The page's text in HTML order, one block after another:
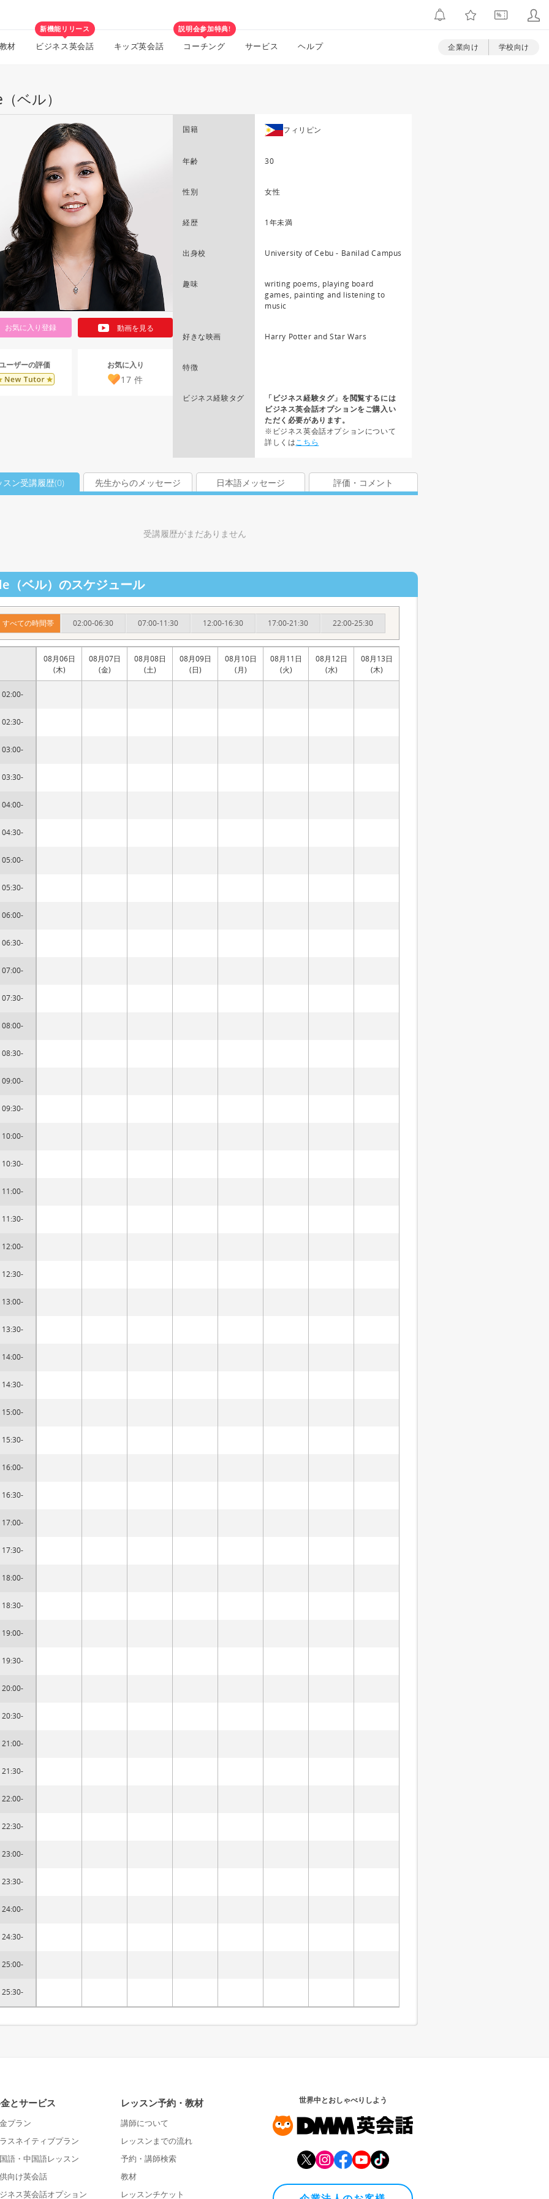
材
新機能リリース
ビジネス英会話 キッズ英会話
説明会参加特典!
コーチング サービス ヘルプ 企業向け 学校向け
ベル）
お気に入り登録 動画を見る
ーザーの評価 お気に入り
17 件
国籍 フィリピン
年齢 30
性別 女性
経歴 1年未満
出身校 University of Cebu - Banilad Campus
趣味
writing poems, playing board
games, painting and listening to
music
好きな映画 Harry Potter and Star Wars
特徴
ビジネス経験タグ
「ビジネス経験タグ」を閲覧するには
ビジネス英会話オプションをご購入い
ただく必要があります。
※ビジネス英会話オプションについて
詳しくはこちら
スン受講履歴(0) 先生からのメッセージ 日本語メッセージ 評価・コメント
受講履歴がまだありません
（ベル）のスケジュール
すべての時間帯 02:00-06:30 07:00-11:30 12:00-16:30 17:00-21:30 22:00-25:30
02:00-
02:30-
03:00-
03:30-
04:00-
04:30-
05:00-
05:30-
06:00-
06:30-
07:00-
07:30-
08:00-
08:30-
09:00-
09:30-
10:00-
10:30-
11:00-
11:30-
12:00-
12:30-
13:00-
13:30-
14:00-
14:30-
15:00-
15:30-
16:00-
16:30-
17:00-
17:30-
18:00-
18:30-
19:00-
19:30-
20:00-
20:30-
21:00-
21:30-
22:00-
22:30-
23:00-
23:30-
24:00-
24:30-
25:00-
25:30-
08月06日
(木)
08月07日
(金)
08月08日
(土)
08月09日
(日)
08月10日
(月)
08月11日
(火)
08月12日
(水)
08月13日
(木)
とサービス
プラン
スネイティブプラン
語・中国語レッスン
向け英会話
ネス英会話オプション
レッスン予約・教材
講師について
レッスンまでの流れ
予約・講師検索
教材
レッスンチケット
世界中とおしゃべりしよう